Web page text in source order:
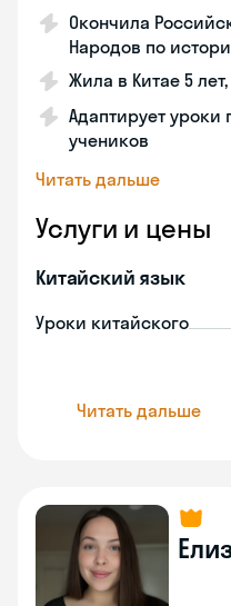
Окончила
Народов по
Жила в Китае 5
Адаптирует
учеников
Читать дальше
Услуги и цены
Китайский язык
Уроки китайского
Читать дальше